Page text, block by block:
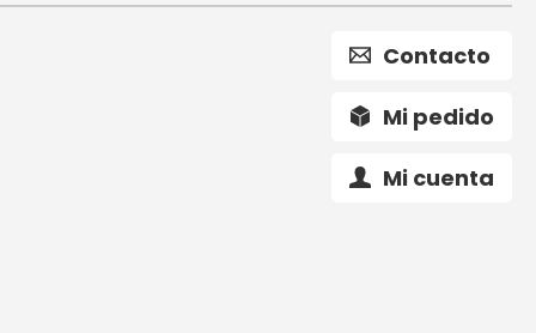
Contacto
Mi pedido
Mi cuenta